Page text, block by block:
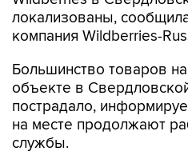
локализованы,
компания Wildberries-
Большинство товаров
объекте в
пострадало,
на месте продолжают
службы.